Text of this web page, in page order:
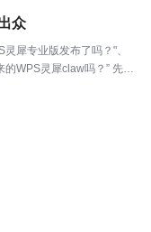
众
犀专业版发布了吗？"、
灵犀claw吗？” 先说
左手WPS灵犀claw（之前